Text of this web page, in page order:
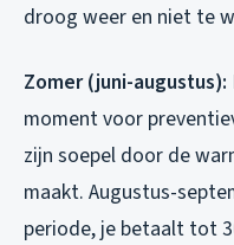
droog weer en niet te
Zomer (juni-augustus):
moment voor
zijn soepel door de
maakt. Augustus-
periode, je betaalt tot